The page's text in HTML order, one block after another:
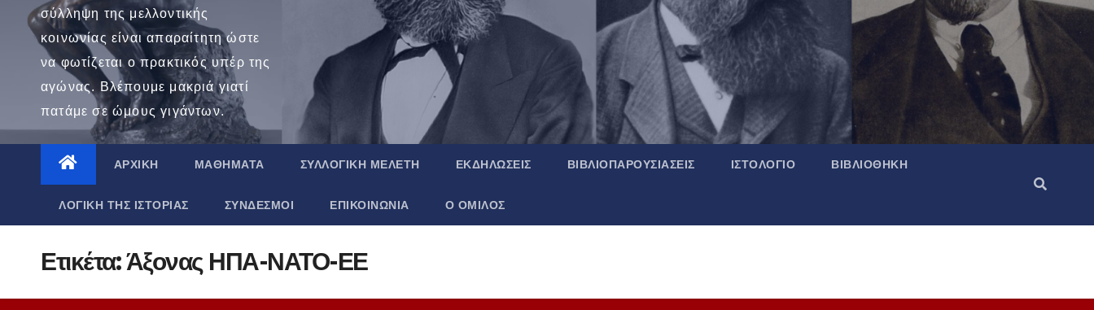
σύλληψη της μελλοντικής
κοινωνίας είναι απαραίτητη ώστε
να φωτίζεται ο πρακτικός υπέρ της
αγώνας. Βλέπουμε μακριά γιατί
πατάμε σε ώμους γιγάντων.
ΑΡΧΙΚΉ ΜΑΘΉΜΑΤΑ ΣΥΛΛΟΓΙΚΉ ΜΕΛΈΤΗ ΕΚΔΗΛΏΣΕΙΣ ΒΙΒΛΙΟΠΑΡΟΥΣΙΆΣΕΙΣ ΙΣΤΟΛΌΓΙΟ ΒΙΒΛΙΟΘΉΚΗ
ΛΟΓΙΚΉ ΤΗΣ ΙΣΤΟΡΊΑΣ ΣΎΝΔΕΣΜΟΙ ΕΠΙΚΟΙΝΩΝΊΑ Ο ΌΜΙΛΟΣ
Ετικέτα:Άξονας ΗΠΑ-ΝΑΤΟ-ΕΕ